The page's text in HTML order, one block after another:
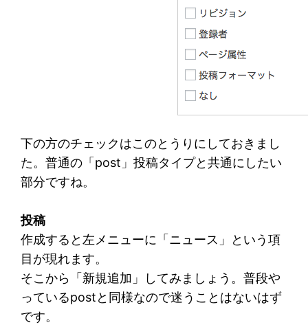
下の方のチェックはこのとうりにしておきまし
た。普通の「post」投稿タイプと共通にしたい
部分ですね。
投稿
作成すると左メニューに「ニュース」という項
目が現れます。
そこから「新規追加」してみましょう。普段や
っているpostと同様なので迷うことはないはず
です。